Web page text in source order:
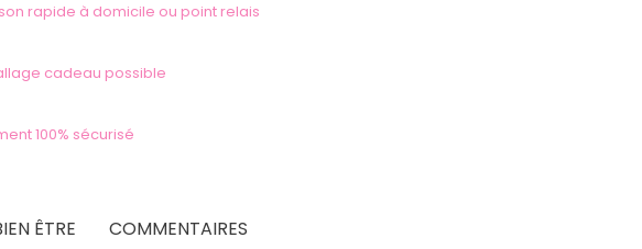
rapide à domicile ou point relais
cadeau possible
100% sécurisé
ÊTRE COMMENTAIRES